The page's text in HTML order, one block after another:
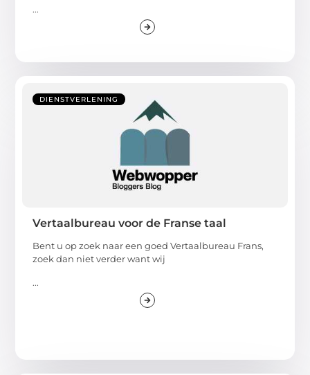
...
DIENSTVERLENING
Vertaalbureau voor de Franse taal
Bent u op zoek naar een goed Vertaalbureau Frans,
zoek dan niet verder want wij
...